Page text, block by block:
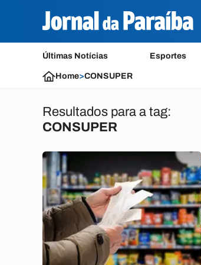
Últimas Notícias Esportes
Home>CONSUPER
Resultados para a tag:
CONSUPER